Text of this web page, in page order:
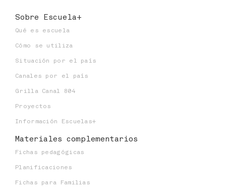
Sobre Escuela+
Qué es escuela
Cómo se utiliza
Situación por el país
Canales por el país
Grilla Canal 804
Proyectos
Información Escuelas+
Materiales complementarios
Fichas pedagógicas
Planificaciones
Fichas para Familias